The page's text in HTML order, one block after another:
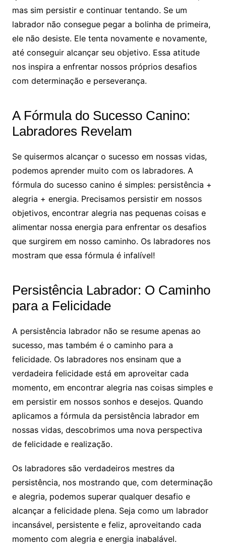
mas sim persistir e continuar tentando. Se um
labrador não consegue pegar a bolinha de primeira,
ele não desiste. Ele tenta novamente e novamente,
até conseguir alcançar seu objetivo. Essa atitude
nos inspira a enfrentar nossos próprios desafios
com determinação e perseverança.
A Fórmula do Sucesso Canino:
Labradores Revelam
Se quisermos alcançar o sucesso em nossas vidas,
podemos aprender muito com os labradores. A
fórmula do sucesso canino é simples: persistência +
alegria + energia. Precisamos persistir em nossos
objetivos, encontrar alegria nas pequenas coisas e
alimentar nossa energia para enfrentar os desafios
que surgirem em nosso caminho. Os labradores nos
mostram que essa fórmula é infalível!
Persistência Labrador: O Caminho
para a Felicidade
A persistência labrador não se resume apenas ao
sucesso, mas também é o caminho para a
felicidade. Os labradores nos ensinam que a
verdadeira felicidade está em aproveitar cada
momento, em encontrar alegria nas coisas simples e
em persistir em nossos sonhos e desejos. Quando
aplicamos a fórmula da persistência labrador em
nossas vidas, descobrimos uma nova perspectiva
de felicidade e realização.
Os labradores são verdadeiros mestres da
persistência, nos mostrando que, com determinação
e alegria, podemos superar qualquer desafio e
alcançar a felicidade plena. Seja como um labrador
incansável, persistente e feliz, aproveitando cada
momento com alegria e energia inabalável.